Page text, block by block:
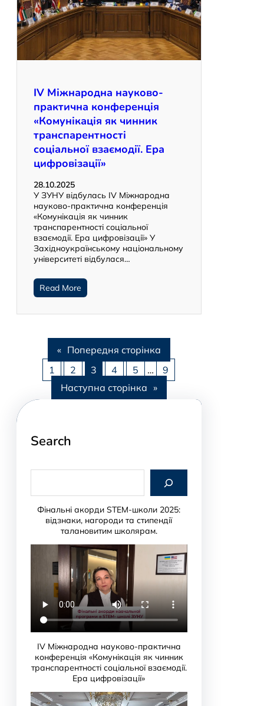
ІV Міжнародна науково-
практична конференція
«Комунікація як чинник
транспарентності
соціальної взаємодії. Ера
цифровізації»
28.10.2025
У ЗУНУ відбулась ІV Міжнародна
науково-практична конференція
«Комунікація як чинник
транспарентності соціальної
взаємодії. Ера цифровізації» У
Західноукраїнському національному
університеті відбулася…
Read More
« Попередня сторінка
1
2 3 4 5 …
9
Наступна сторінка »
Search
a
Фінальні акорди STEM-школи 2025:
відзнаки, нагороди та стипендії
талановитим школярам.
IV Міжнародна науково-практична
конференція «Комунікація як чинник
транспарентності соціальної взаємодії.
Ера цифровізації»